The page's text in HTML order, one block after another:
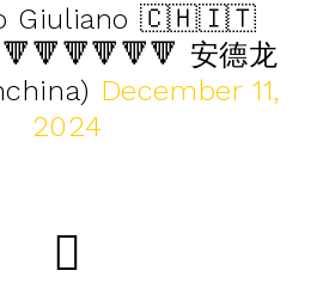
Giuliano 🇨🇭🇮🇹
安德龙
December 11,
2024